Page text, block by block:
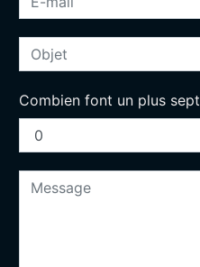
Combien font un plus sept